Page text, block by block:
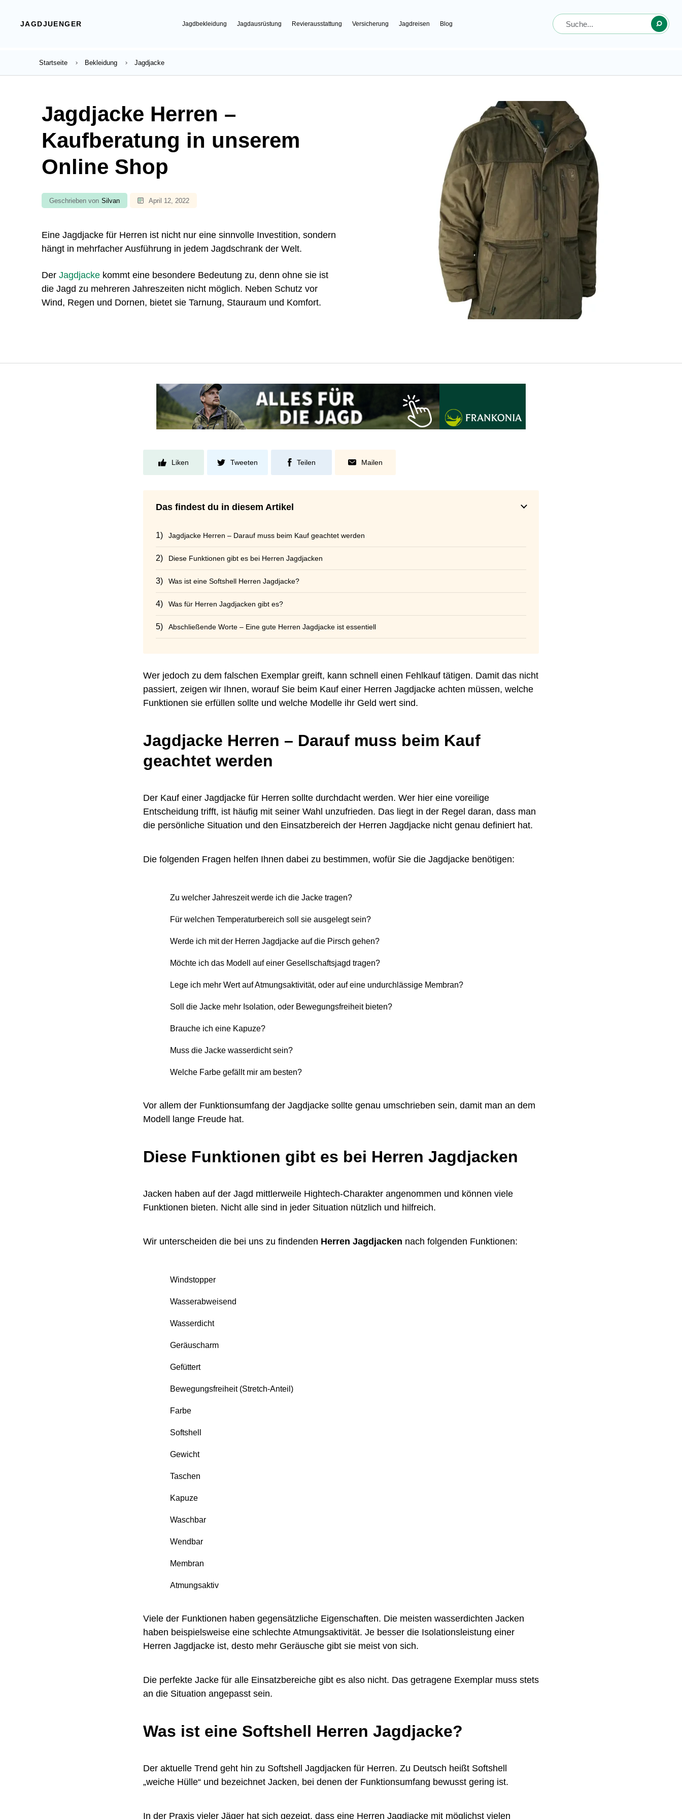
JAGDJUENGER Jagdbekleidung Jagdausrüstung Revierausstattung Versicherung Jagdreisen Blog
Startseite Bekleidung Jagdjacke
Jagdjacke Herren –
Kaufberatung in unserem
Online Shop
Geschrieben von Silvan April 12, 2022
Eine Jagdjacke für Herren ist nicht nur eine sinnvolle Investition, sondern
hängt in mehrfacher Ausführung in jedem Jagdschrank der Welt.
Der Jagdjacke kommt eine besondere Bedeutung zu, denn ohne sie ist
die Jagd zu mehreren Jahreszeiten nicht möglich. Neben Schutz vor
Wind, Regen und Dornen, bietet sie Tarnung, Stauraum und Komfort.
Liken Tweeten Teilen Mailen
Das findest du in diesem Artikel
Jagdjacke Herren – Darauf muss beim Kauf geachtet werden
Diese Funktionen gibt es bei Herren Jagdjacken
Was ist eine Softshell Herren Jagdjacke?
Was für Herren Jagdjacken gibt es?
Abschließende Worte – Eine gute Herren Jagdjacke ist essentiell
Wer jedoch zu dem falschen Exemplar greift, kann schnell einen Fehlkauf tätigen. Damit das nicht
passiert, zeigen wir Ihnen, worauf Sie beim Kauf einer Herren Jagdjacke achten müssen, welche
Funktionen sie erfüllen sollte und welche Modelle ihr Geld wert sind.
Jagdjacke Herren – Darauf muss beim Kauf
geachtet werden
Der Kauf einer Jagdjacke für Herren sollte durchdacht werden. Wer hier eine voreilige
Entscheidung trifft, ist häufig mit seiner Wahl unzufrieden. Das liegt in der Regel daran, dass man
die persönliche Situation und den Einsatzbereich der Herren Jagdjacke nicht genau definiert hat.
Die folgenden Fragen helfen Ihnen dabei zu bestimmen, wofür Sie die Jagdjacke benötigen:
Zu welcher Jahreszeit werde ich die Jacke tragen?
Für welchen Temperaturbereich soll sie ausgelegt sein?
Werde ich mit der Herren Jagdjacke auf die Pirsch gehen?
Möchte ich das Modell auf einer Gesellschaftsjagd tragen?
Lege ich mehr Wert auf Atmungsaktivität, oder auf eine undurchlässige Membran?
Soll die Jacke mehr Isolation, oder Bewegungsfreiheit bieten?
Brauche ich eine Kapuze?
Muss die Jacke wasserdicht sein?
Welche Farbe gefällt mir am besten?
Vor allem der Funktionsumfang der Jagdjacke sollte genau umschrieben sein, damit man an dem
Modell lange Freude hat.
Diese Funktionen gibt es bei Herren Jagdjacken
Jacken haben auf der Jagd mittlerweile Hightech-Charakter angenommen und können viele
Funktionen bieten. Nicht alle sind in jeder Situation nützlich und hilfreich.
Wir unterscheiden die bei uns zu findenden Herren Jagdjacken nach folgenden Funktionen:
Windstopper
Wasserabweisend
Wasserdicht
Geräuscharm
Gefüttert
Bewegungsfreiheit (Stretch-Anteil)
Farbe
Softshell
Gewicht
Taschen
Kapuze
Waschbar
Wendbar
Membran
Atmungsaktiv
Viele der Funktionen haben gegensätzliche Eigenschaften. Die meisten wasserdichten Jacken
haben beispielsweise eine schlechte Atmungsaktivität. Je besser die Isolationsleistung einer
Herren Jagdjacke ist, desto mehr Geräusche gibt sie meist von sich.
Die perfekte Jacke für alle Einsatzbereiche gibt es also nicht. Das getragene Exemplar muss stets
an die Situation angepasst sein.
Was ist eine Softshell Herren Jagdjacke?
Der aktuelle Trend geht hin zu Softshell Jagdjacken für Herren. Zu Deutsch heißt Softshell
„weiche Hülle“ und bezeichnet Jacken, bei denen der Funktionsumfang bewusst gering ist.
In der Praxis vieler Jäger hat sich gezeigt, dass eine Herren Jagdjacke mit möglichst vielen